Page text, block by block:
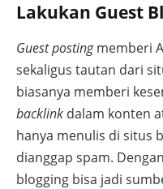
Lakukan Guest
Guest postingmemberi
sekaligus tautan dari
biasanya memberi
backlink dalam konten
hanya menulis di situs
dianggap spam.
blogging bisa jadi